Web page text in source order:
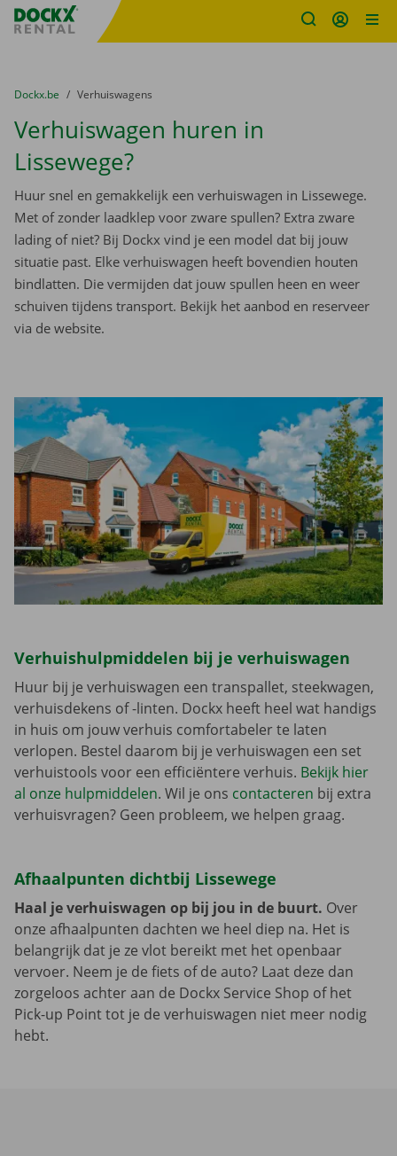
Fratello DEMO
U bevindt zich hier:
van
Dockx.be naar
Verhuiswagens
Verhuiswagen huren in
Lissewege?
Huur snel en gemakkelijk een verhuiswagen in Lissewege.
Met of zonder laadklep voor zware spullen? Extra zware
lading of niet? Bij Dockx vind je een model dat bij jouw
situatie past. Elke verhuiswagen heeft bovendien houten
bindlatten. Die vermijden dat jouw spullen heen en weer
schuiven tijdens transport. Bekijk het aanbod en reserveer
via de website.
Verhuishulpmiddelen bij je verhuiswagen
Huur bij je verhuiswagen een transpallet, steekwagen,
verhuisdekens of -linten. Dockx heeft heel wat handigs
in huis om jouw verhuis comfortabeler te laten
verlopen. Bestel daarom bij je verhuiswagen een set
verhuistools voor een efficiëntere verhuis. Bekijk hier
al onze hulpmiddelen. Wil je ons contacteren bij extra
verhuisvragen? Geen probleem, we helpen graag.
Afhaalpunten dichtbij Lissewege
Haal je verhuiswagen op bij jou in de buurt. Over
onze afhaalpunten dachten we heel diep na. Het is
belangrijk dat je ze vlot bereikt met het openbaar
vervoer. Neem je de fiets of de auto? Laat deze dan
zorgeloos achter aan de Dockx Service Shop of het
Pick-up Point tot je de verhuiswagen niet meer nodig
hebt.